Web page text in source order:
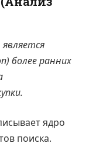
более ранних
ядро
поиска.